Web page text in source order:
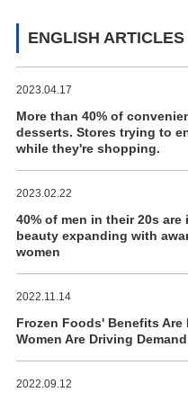
ENGLISH ARTICLES
2023.04.17
More than 40% of
desserts. Stores trying to
while they're shopping.
2023.02.22
40% of men in their 20s
beauty expanding with
women
2022.11.14
Frozen Foods' Benefits
Women Are Driving Demand
2022.09.12